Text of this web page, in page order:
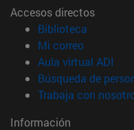
Accesos directos
Biblioteca
Mi correo(abre en
Aula virtual ADI
Búsqueda de
Trabaja con
Información